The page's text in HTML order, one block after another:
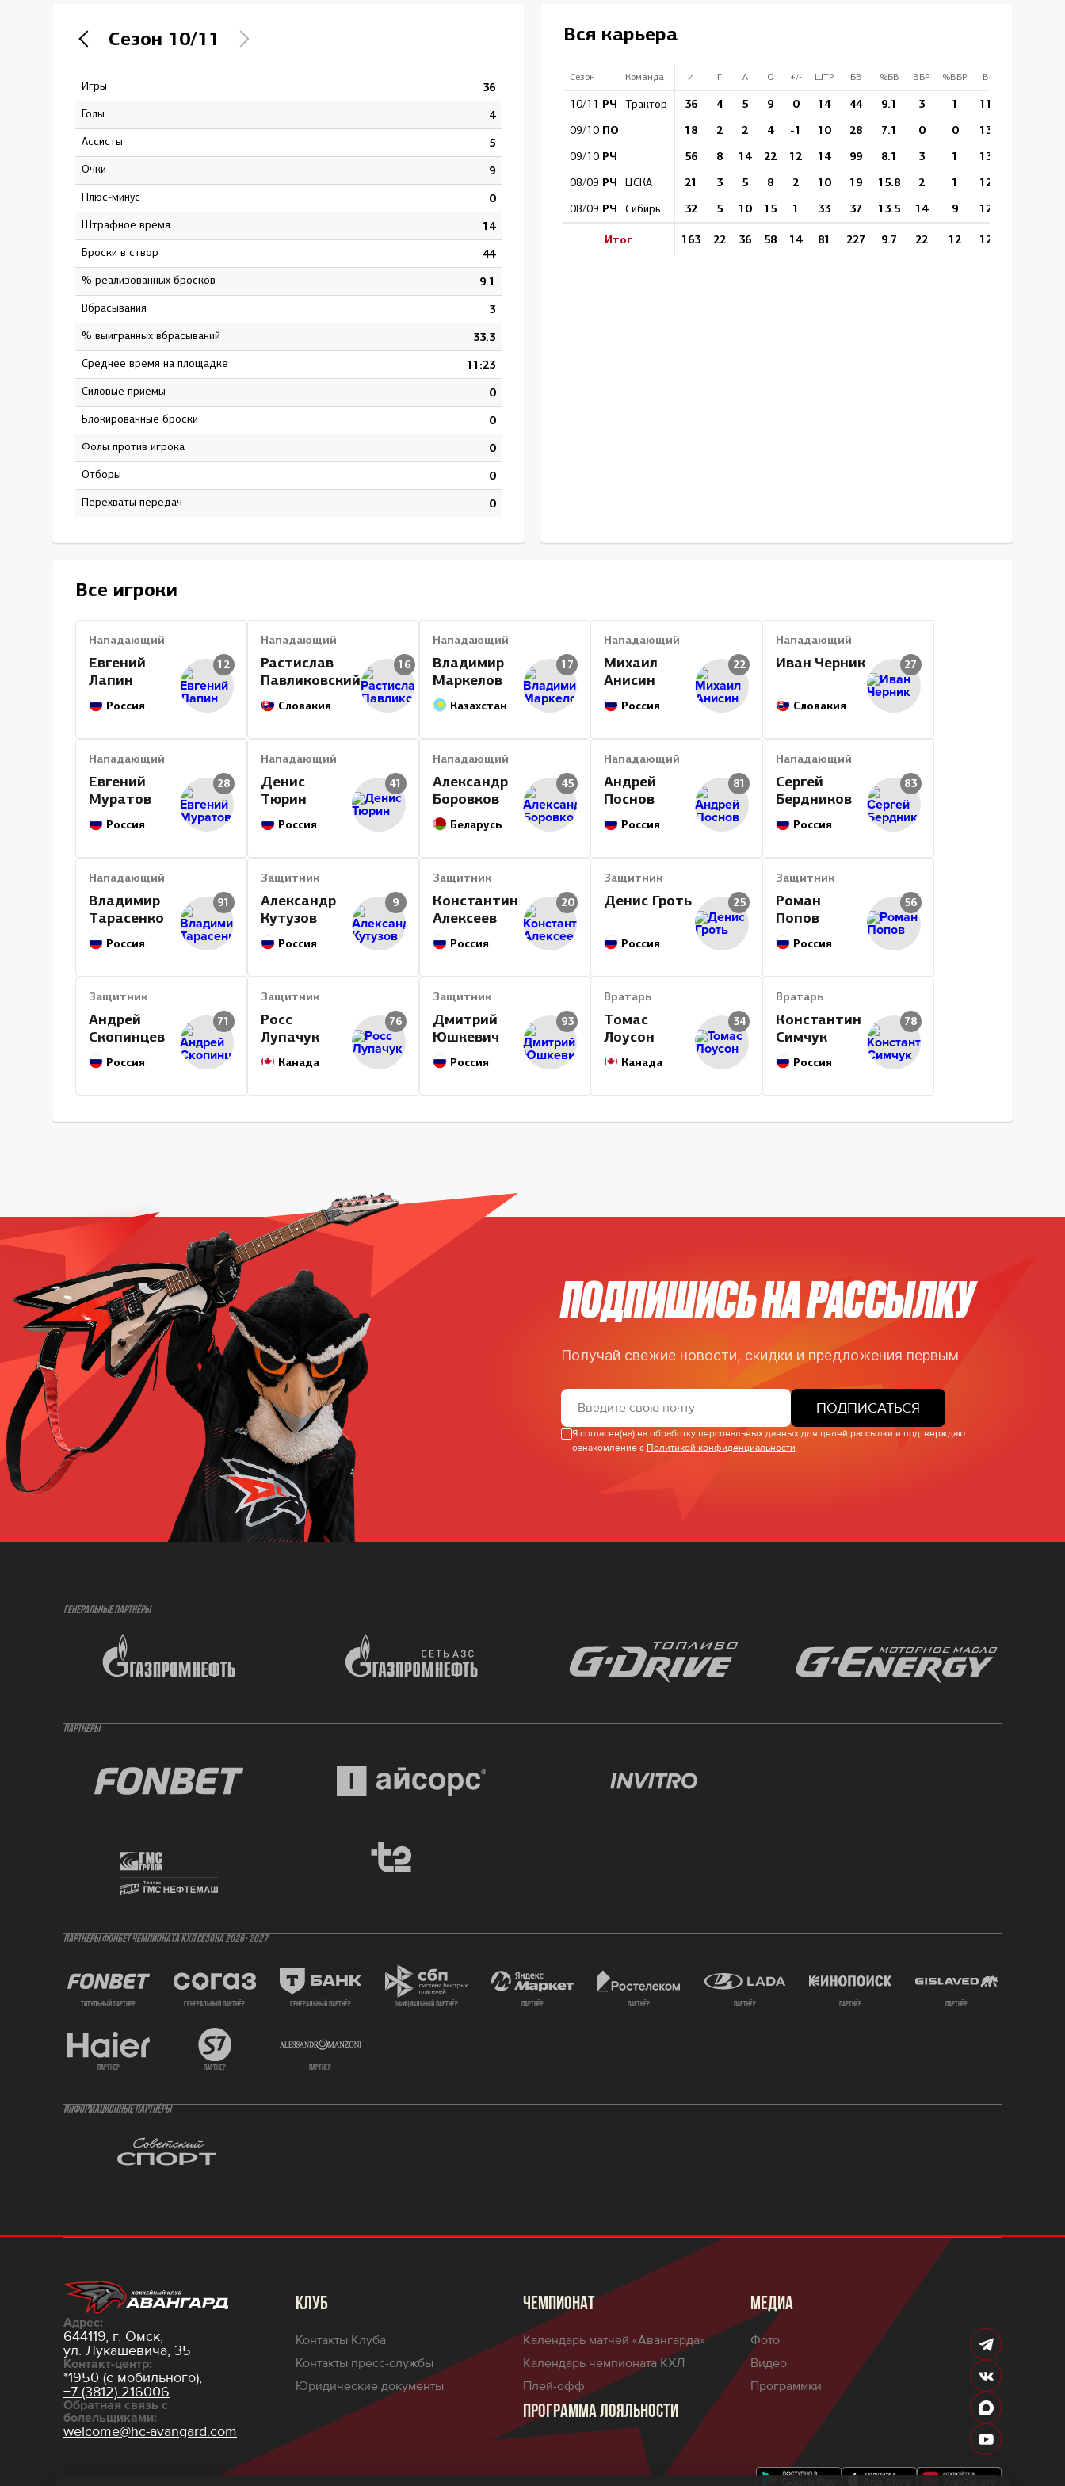
Северсталь
Сезон 10/11
Игры 36
Голы 4
Ассисты 5
Очки 9
Плюс-минус 0
штрафное время 14
Броски в створ 44
% реализованных бросков 9.1
Вбрасывания 3
% выигранных вбрасываний 33.3
Среднее время на площадке 11:23
Силовые приемы 0
Блокированные броски 0
Фолы против игрока 0
Отборы 0
Перехваты передач 0
Вся карьера
Сезон Команда И Г А О +/- ШТР БВ %БВ ВБР %ВБР ВП/И
10/11 РЧ Трактор 36 4 5 9 0 14 44 9.1 3 1 11:23
09/10 ПО 18 2 2 4 -1 10 28 7.1 0 0 13:42
09/10 РЧ 56 8 14 22 12 14 99 8.1 3 1 13:41
08/09 РЧ ЦСКА 21 3 5 8 2 10 19 15.8 2 1 12:44
08/09 РЧ Сибирь 32 5 10 15 1 33 37 13.5 14 9 12:51
Итог 163 22 36 58 14 81 227 9.7 22 12 12:53
Все игроки
Нападающий
Евгений
Лапин
Россия
12
Нападающий
Растислав
Павликовский
Словакия
16
Нападающий
Владимир
Маркелов
Казахстан
17
Нападающий
Михаил
Анисин
Россия
22
Нападающий
Иван Черник
Словакия
27
Нападающий
Евгений
Муратов
Россия
28
Нападающий
Денис
Тюрин
Россия
41
Нападающий
Александр
Боровков
Беларусь
45
Нападающий
Андрей
Поснов
Россия
81
Нападающий
Сергей
Бердников
Россия
83
Нападающий
Владимир
Тарасенко
Россия
91
Защитник
Александр
Кутузов
Россия
9
Защитник
Константин
Алексеев
Россия
20
Защитник
Денис Гроть
Россия
25
Защитник
Роман
Попов
Россия
56
Защитник
Андрей
Скопинцев
Россия
71
Защитник
Росс
Лупачук
Канада
76
Защитник
Дмитрий
Юшкевич
Россия
93
Вратарь
Томас
Лоусон
Канада
34
Вратарь
Константин
Симчук
Россия
78
ПОДПИШИСЬ НА РАССЫЛКУ
Получай свежие новости, скидки и предложения первым
ПОДПИСАТЬСЯ
Я согласен(на) на обработку персональных данных для целей рассылки и подтверждаю
ознакомление с Политикой конфиденциальности
ГЕНЕРАЛЬНЫЕ ПАРТНЁРЫ
ПАРТНЁРЫ
ПАРТНЕРЫ ФОНБЕТ ЧЕМПИОНАТА КХЛ СЕЗОНА 2026- 2027
титульный партнер генеральный партнёр генеральный партнёр официальный партнёр партнёр партнёр партнёр партнёр партнёр
партнёр партнёр партнёр
ИНФОРМАЦИОННЫЕ ПАРТНЁРЫ
Адрес:
644119, г. Омск,
ул. Лукашевича, 35
Контакт-центр:
*1950 (с мобильного),
+7 (3812) 216006
Обратная связь с
болельщиками:
welcome@hc-avangard.com
КЛУБ
Контакты Клуба
Контакты пресс-службы
Юридические документы
ЧЕМПИОНАТ
Календарь матчей «Авангарда»
Календарь чемпионата КХЛ
Плей-офф
ПРОГРАММА ЛОЯЛЬНОСТИ
МЕДИА
Фото
Видео
Программки